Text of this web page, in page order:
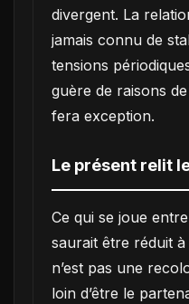
divergent. La
jamais connu de
tensions
guère de raisons
fera exception.
Le présent relit
Ce qui se joue
saurait être réduit
n’est pas une
loin d’être le